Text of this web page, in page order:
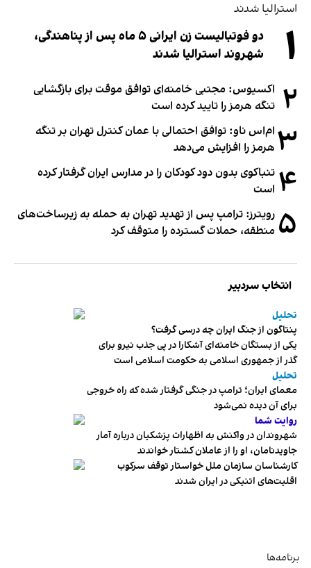
۱
دو فوتبالیست زن ایرانی ۵ ماه پس از پناهندگی،
شهروند استرالیا شدند
۲ اکسیوس: مجتبی خامنه‌ای توافق موقت برای بازگشایی
تنگه هرمز را تایید کرده است
۳ ام‌اس ناو: توافق احتمالی با عمان کنترل تهران بر تنگه
هرمز را افزایش می‌دهد
۴ تنباکوی بدون دود کودکان را در مدارس ایران گرفتار کرده
است
۵ رویترز: ترامپ پس از تهدید تهران به حمله به زیرساخت‌های
منطقه، حملات گسترده را متوقف کرد
انتخاب سردبیر
تحلیل
پنتاگون از جنگ ایران چه درسی گرفت؟
یکی از بستگان خامنه‌ای آشکارا در پی جذب نیرو برای
گذر از جمهوری اسلامی به حکومت اسلامی است
تحلیل
معمای ایران؛ ترامپ در جنگی گرفتار شده که راه خروجی
برای آن دیده نمی‌شود
روایت شما
شهروندان در واکنش به اظهارات پزشکیان درباره آمار
جاویدنامان، او را از عاملان کشتار خواندند
کارشناسان سازمان ملل خواستار توقف سرکوب
اقلیت‌های اتنیکی در ایران شدند
برنامه‌ها